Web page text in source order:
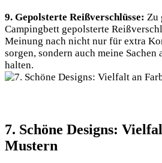
9. Gepolsterte Reißverschlüsse: Zu
Campingbett gepolsterte
Meinung nach nicht nur für extra
sorgen, sondern auch meine
halten.
7. Schöne Designs:
Mustern